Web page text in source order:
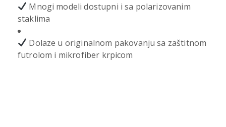
Mnogi modeli dostupni i sa polarizovanim
staklima
Dolaze u originalnom pakovanju sa zaštitnom
futrolom i mikrofiber krpicom